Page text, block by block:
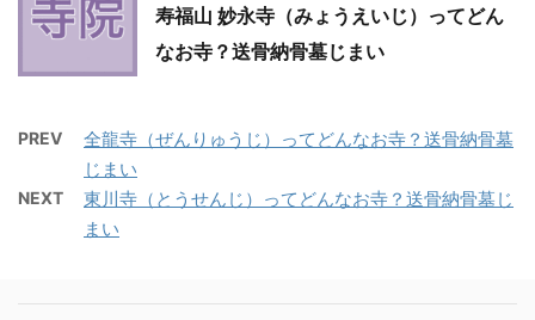
寿福山 妙永寺（みょうえいじ）ってどん
なお寺？送骨納骨墓じまい
PREV
全龍寺（ぜんりゅうじ）ってどんなお寺？送骨納骨墓
じまい
NEXT
東川寺（とうせんじ）ってどんなお寺？送骨納骨墓じ
まい